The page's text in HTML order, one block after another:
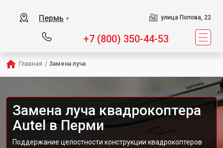
Пермь ▼ улица Попова, 22
+7 (800) 350-44-53
Главная / Замена луча
Замена луча квадрокоптера
Autel в Перми
Поддержание целостности конструкции квадрокоптеров